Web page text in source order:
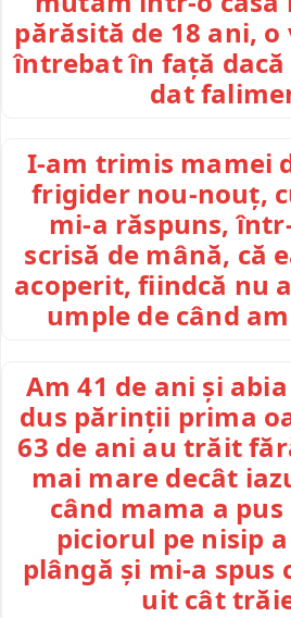
părăsită de 18 ani,
întrebat în față dacă
dat
I-am trimis mamei
frigider nou-nouț,
mi-a răspuns,
scrisă de mână, că
acoperit, fiindcă nu
umple de când
Am 41 de ani și
dus părinții prima
63 de ani au trăit
mai mare decât
când mama a
piciorul pe nisip
plângă și mi-a spus
uit cât